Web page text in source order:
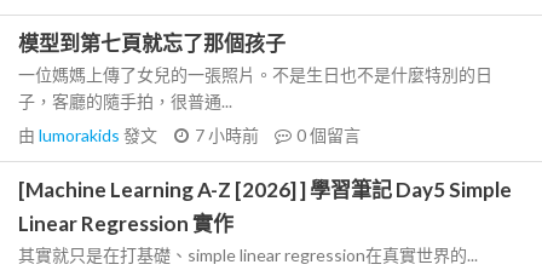
模型到第七頁就忘了那個孩子
一位媽媽上傳了女兒的一張照片。不是生日也不是什麼特別的日
子，客廳的隨手拍，很普通...
由 lumorakids 發文 7 小時前 0個留言
[Machine Learning A-Z [2026] ] 學習筆記 Day5 Simple
Linear Regression 實作
其實就只是在打基礎、simple linear regression在真實世界的...